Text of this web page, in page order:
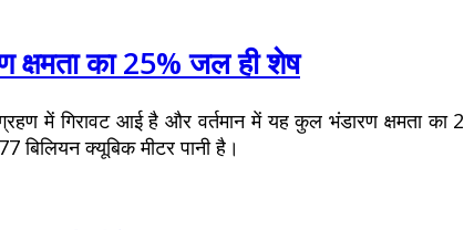
का 25% जल ही शेष
में गिरावट आई है और वर्तमान में यह कुल भंडारण क्षमता का
क्यूबिक मीटर पानी है।